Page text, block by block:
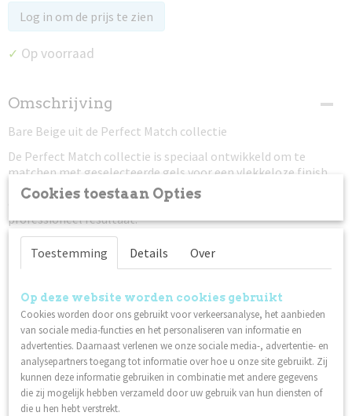
Log in om de prijs te zien
✓ Op voorraad
Omschrijving
Bare Beige uit de Perfect Match collectie
De Perfect Match collectie is speciaal ontwikkeld om te
matchen met geselecteerde gels voor een vlekkeloze finish.
Perfect om te egaliseren, strakke French manicures te creëren
of om prachtig op zichzelf te dragen – altijd met een
professioneel resultaat.
Lilly Nails Gelpolish is ontwikkeld en geproduceerd in
Zweden.
Hecht op natuurlijke nagels over I'm Base of Structure
Base, en op nagels met gel, Invicta of acryl.
Gemaakt in Zweden
Veganistisch
Hoge hechting
Hoog gepigmenteerd - dekt in twee dunne lagen
Cookies toestaan Opties
Toestemming Details Over
Op deze website worden cookies gebruikt
Cookies worden door ons gebruikt voor verkeersanalyse, het aanbieden
van sociale media-functies en het personaliseren van informatie en
advertenties. Daarnaast verlenen we onze sociale media-, advertentie- en
analysepartners toegang tot informatie over hoe u onze site gebruikt. Zij
kunnen deze informatie gebruiken in combinatie met andere gegevens
die zij mogelijk hebben verzameld door uw gebruik van hun diensten of
die u hen hebt verstrekt.